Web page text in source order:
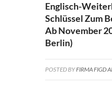
Englisch-
Schlüssel Zum
Ab November
Berlin)
POSTED BYFIRMA FIGD